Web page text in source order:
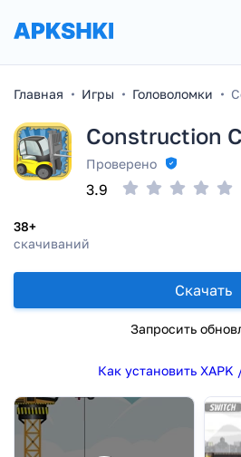
Главная Игры Головоломки
Construction
Проверено
38+
скачиваний
3.9
Скачать
Запросить
Как установить XAPK